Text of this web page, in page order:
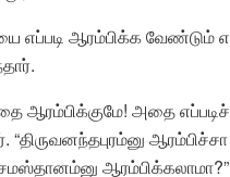
எப்படி ஆரம்பிக்க வேண்டும்
ஆரம்பிக்குமே! அதை
“திருவனந்தபுரம்னு
சமஸ்தானம்னு